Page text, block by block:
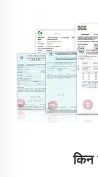
किन